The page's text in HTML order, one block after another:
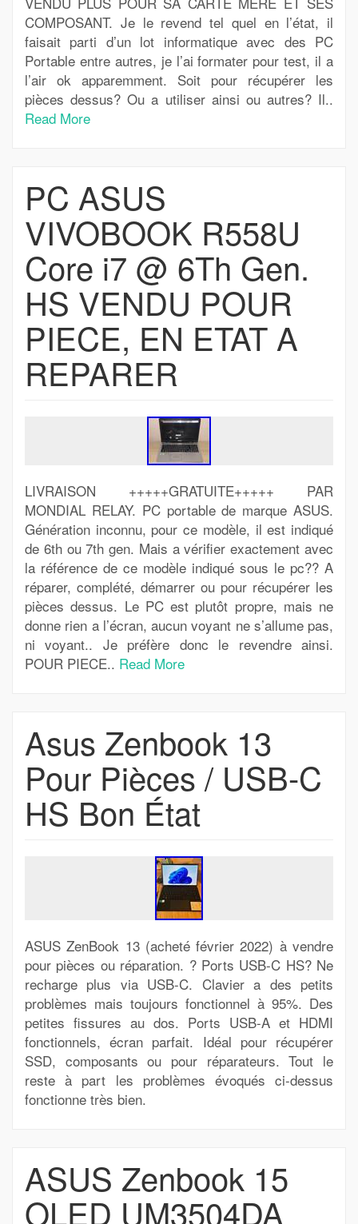
COMPOSANT. Je le revend tel quel en l’état, il
faisait parti d’un lot informatique avec des PC
Portable entre autres, je l’ai formater pour test, il a
l’air ok apparemment. Soit pour récupérer les
pièces dessus? Ou a utiliser ainsi ou autres? Il..
Read More
PC ASUS
VIVOBOOK R558U
Core i7 @ 6Th Gen.
HS VENDU POUR
PIECE, EN ETAT A
REPARER
LIVRAISON +++++GRATUITE+++++ PAR
MONDIAL RELAY. PC portable de marque ASUS.
Génération inconnu, pour ce modèle, il est indiqué
de 6th ou 7th gen. Mais a vérifier exactement avec
la référence de ce modèle indiqué sous le pc?? A
réparer, complété, démarrer ou pour récupérer les
pièces dessus. Le PC est plutôt propre, mais ne
donne rien a l’écran, aucun voyant ne s’allume pas,
ni voyant.. Je préfère donc le revendre ainsi.
POUR PIECE.. Read More
Asus Zenbook 13
Pour Pièces / USB-C
HS Bon État
ASUS ZenBook 13 (acheté février 2022) à vendre
pour pièces ou réparation. ? Ports USB-C HS? Ne
recharge plus via USB-C. Clavier a des petits
problèmes mais toujours fonctionnel à 95%. Des
petites fissures au dos. Ports USB-A et HDMI
fonctionnels, écran parfait. Idéal pour récupérer
SSD, composants ou pour réparateurs. Tout le
reste à part les problèmes évoqués ci-dessus
fonctionne très bien.
ASUS Zenbook 15
OLED UM3504DA